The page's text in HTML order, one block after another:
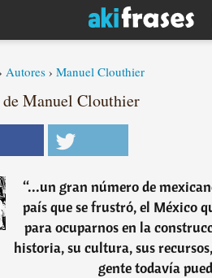
Autores › Manuel Clouthier
de Manuel Clouthier
“...un gran número de
país que se frustró, el México
para ocuparnos en la
historia, su cultura, sus
gente todavía